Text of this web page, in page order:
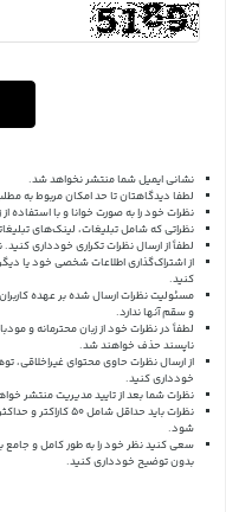
نشانی ایمیل شما منتشر نخواهد شد.
لطفا دیدگاهتان تا حد امکان مربوط به
نظرات خود را به صورت خوانا و با استفاده
نظراتی که شامل تبلیغات، لینک‌های
لطفاً از ارسال نظرات تکراری خودداری
از اشتراک‌گذاری اطلاعات شخصی خود یا
کنید.
مسئولیت نظرات ارسال شده بر عهده
و سقم آنها ندارد.
لطفاً در نظرات خود از زبان محترمانه و
ناپسند حذف خواهند شد.
از ارسال نظرات حاوی محتوای غیراخلاقی،
خودداری کنید.
نظرات شما بعد از تایید مدیریت منتشر
شود.
سعی کنید نظر خود را به طور کامل و جامع
بدون توضیح خودداری کنید.